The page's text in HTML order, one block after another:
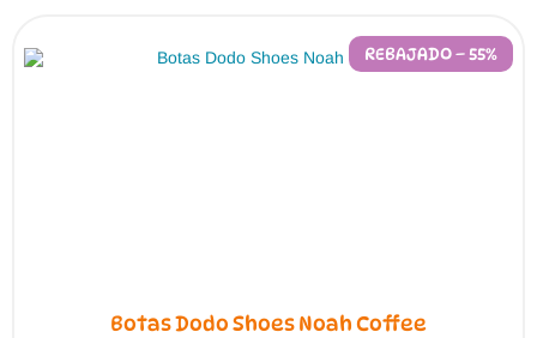
REBAJADO – 55%
Botas Dodo Shoes Noah Coffee